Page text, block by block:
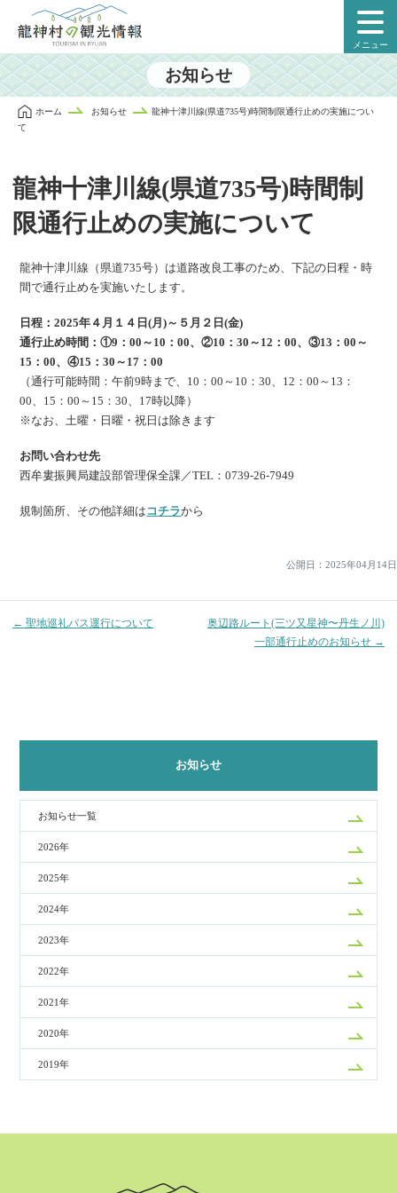
ス
キ
メニュー
お知らせ
ホーム お知らせ
龍神十津川線(県道735号)時間制限通行止めの実施につい
て
龍神十津川線(県道735号)時間制
限通行止めの実施について
龍神十津川線（県道735号）は道路改良工事のため、下記の日程・時
間で通行止めを実施いたします。
日程：2025年４月１４日(月)～５月２日(金)
通行止め時間：①9：00～10：00、②10：30～12：00、③13：00～
15：00、④15：30～17：00
（通行可能時間：午前9時まで、10：00～10：30、12：00～13：
00、15：00～15：30、17時以降）
※なお、土曜・日曜・祝日は除きます
お問い合わせ先
西牟婁振興局建設部管理保全課／TEL：0739-26-7949
規制箇所、その他詳細は コチラから
公開日： 2025年04月14日
← 聖地巡礼バス運行について
奥辺路ルート(三ツ又星神〜丹生ノ川)
一部通行止めのお知らせ →
お知らせ
お知らせ一覧
2026年
2025年
2024年
2023年
2022年
2021年
2020年
2019年